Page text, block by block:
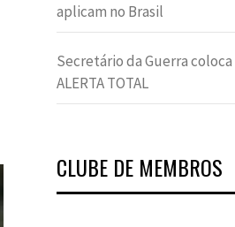
aplicam no Brasil
Secretário da Guerra coloca
ALERTA TOTAL
CLUBE DE MEMBROS